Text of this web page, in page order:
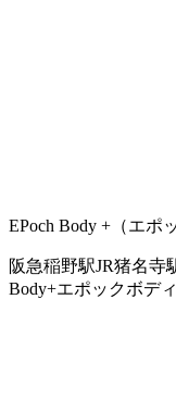
EPoch Body +（エポ
阪急稲野駅JR猪名寺
Body+エポックボデ